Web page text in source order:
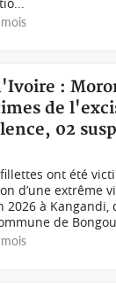
:
de
02
ont été
d’une extrême
2026 à
de